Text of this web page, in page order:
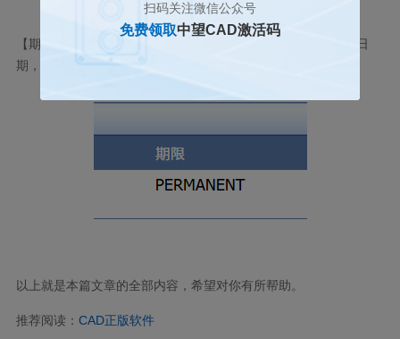
【期限】为
表示此激活号为永久授权，如果显示日
期，即为短期授权的到期时间。
以上就是本篇文章的全部内容，希望对你有所帮助。
推荐阅读： CAD正版软件
扫码关注微信公众号
免费领取中望CAD激活码